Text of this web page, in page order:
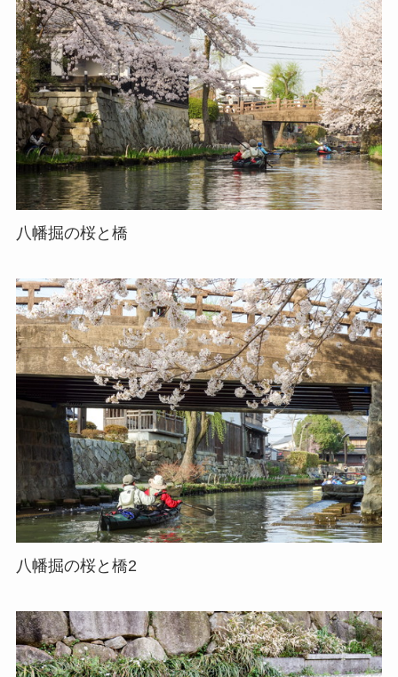
八幡掘の桜と橋
八幡掘の桜と橋2